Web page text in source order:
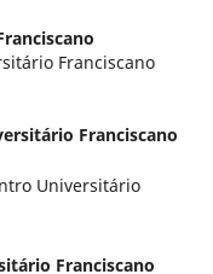
Franciscano
Franciscano
Universitário
Franciscano